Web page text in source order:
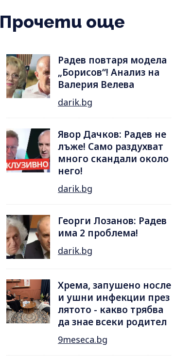
Прочети още
Радев повтаря модела
„Борисов“! Анализ на
Валерия Велева
darik.bg
Явор Дачков: Радев не
лъже! Само раздухват
много скандали около
него!
darik.bg
Георги Лозанов: Радев
има 2 проблема!
darik.bg
Хрема, запушено носле
и ушни инфекции през
лятотo - какво трябва
да знае всеки родител
9meseca.bg